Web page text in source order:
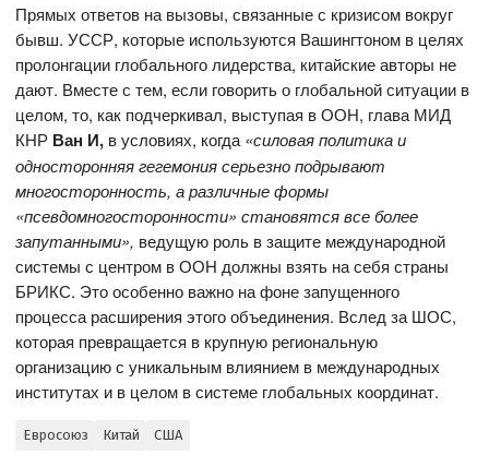
Прямых ответов на вызовы, связанные с кризисом вокруг
бывш. УССР, которые используются Вашингтоном в целях
пролонгации глобального лидерства, китайские авторы не
дают. Вместе с тем, если говорить о глобальной ситуации в
целом, то, как подчеркивал, выступая в ООН, глава МИД
КНР Ван И, в условиях, когда «силовая политика и
односторонняя гегемония серьезно подрывают
многосторонность, а различные формы
«псевдомногосторонности» становятся все более
запутанными», ведущую роль в защите международной
системы с центром в ООН должны взять на себя страны
БРИКС. Это особенно важно на фоне запущенного
процесса расширения этого объединения. Вслед за ШОС,
которая превращается в крупную региональную
организацию с уникальным влиянием в международных
институтах и в целом в системе глобальных координат.
Евросоюз Китай США